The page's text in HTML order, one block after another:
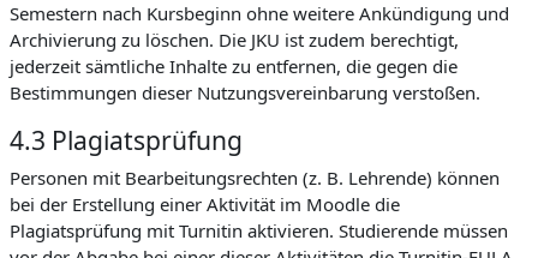
Semestern nach Kursbeginn ohne weitere Ankündigung und
Archivierung zu löschen. Die JKU ist zudem berechtigt,
jederzeit sämtliche Inhalte zu entfernen, die gegen die
Bestimmungen dieser Nutzungsvereinbarung verstoßen.
4.3 Plagiatsprüfung
Personen mit Bearbeitungsrechten (z. B. Lehrende) können
bei der Erstellung einer Aktivität im Moodle die
Plagiatsprüfung mit Turnitin aktivieren. Studierende müssen